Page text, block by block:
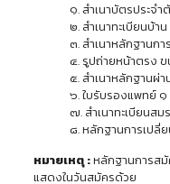
๑. สำเนาบัตรประจ
๒. สำเนาทะเบียนบ้า
๓. สำเนาหลักฐานก
๔. รูปถ่ายหน้าตรง
๕. สำเนาหลักฐานผ่
๖. ใบรับรองแพทย์
๗. สำเนาทะเบียนส
๘. หลักฐานการเปลี่
หมายเหตุ :หลักฐานการสมั
แสดงในวันสมัครด้วย